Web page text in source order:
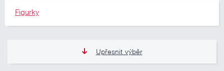
Figurky
Upřesnit výběr